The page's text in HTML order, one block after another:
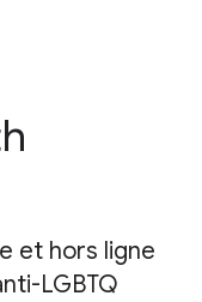
et hors ligne
LGBTQ